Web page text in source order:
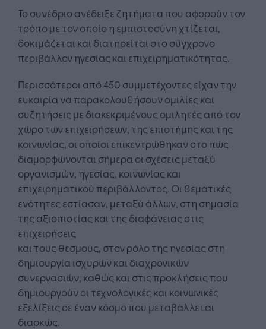
Το συνέδριο ανέδειξε ζητήματα που αφορούν τον
τρόπο με τον οποίο η εμπιστοσύνη χτίζεται,
δοκιμάζεται και διατηρείται στο σύγχρονο
περιβάλλον ηγεσίας και επιχειρηματικότητας.
Περισσότεροι από 450 συμμετέχοντες είχαν την
ευκαιρία να παρακολουθήσουν ομιλίες και
συζητήσεις με διακεκριμένους ομιλητές από τον
χώρο των επιχειρήσεων, της επιστήμης και της
κοινωνίας, οι οποίοι επικεντρώθηκαν στο πώς
διαμορφώνονται σήμερα οι σχέσεις μεταξύ
οργανισμών, ηγεσίας, κοινωνίας και
επιχειρηματικού περιβάλλοντος. Οι θεματικές
ενότητες εστίασαν, μεταξύ άλλων, στη σημασία
της αξιοπιστίας και της διαφάνειας στις
επιχειρήσεις
και τους θεσμούς, στον ρόλο της ηγεσίας στη
δημιουργία ισχυρών και διαχρονικών
συνεργασιών, καθώς και στις προκλήσεις που
δημιουργούν οι τεχνολογικές και κοινωνικές
εξελίξεις σε έναν κόσμο που μεταβάλλεται
διαρκώς.